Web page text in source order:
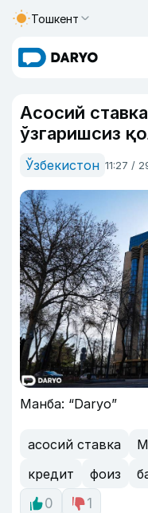
Тошкент
Асосий
ўзгаришсиз
Ўзбекистон 11:27 /
Манба: “Daryo”
асосий ставка
кредит
фоиз
0
1